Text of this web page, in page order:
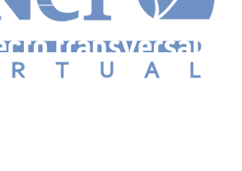
transversal